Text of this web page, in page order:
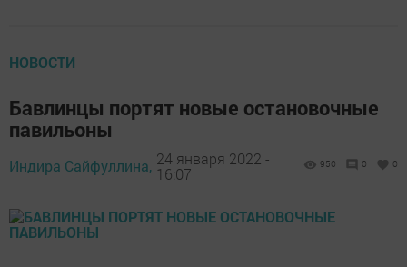
НОВОСТИ
Бавлинцы портят новые остановочные
павильоны
Индира Сайфуллина, 24 января 2022 -
16:07
950 0 0